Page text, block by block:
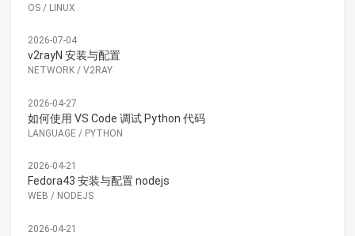
OS / LINUX
2026-07-04
v2rayN 安装与配置
NETWORK / V2RAY
2026-04-27
如何使用 VS Code 调试 Python 代码
LANGUAGE / PYTHON
2026-04-21
Fedora43 安装与配置 nodejs
WEB / NODEJS
2026-04-21